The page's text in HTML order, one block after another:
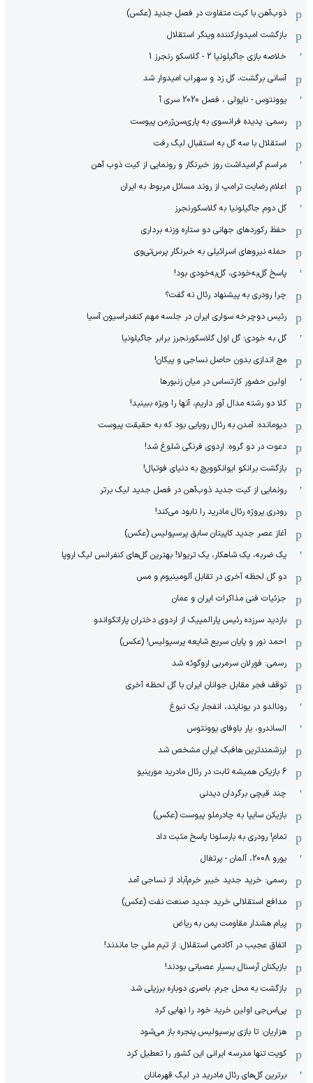
ذوب‌آهن با کیت متفاوت در فصل جدید (عکس)
بازگشت امیدوارکننده وینگر استقلال
خلاصه بازی جاگیلونیا 2 - گلاسکو رنجرز 1
آسانی برگشت، گل زد و سهراب امیدوار شد
یوونتوس - ناپولی ، فصل 2020 سری آ
رسمی: پدیده فرانسوی به پاری‌سن‌ژرمن پیوست
استقلال با سه گل به استقبال لیگ رفت
مراسم گرامیداشت روز خبرنگار و رونمایی از کیت ذوب آهن
اعلام رضایت ترامپ از روند مسائل مربوط به ایران
گل دوم جاگیلونیا به گلاسکورنجرز
حفظ رکوردهای جهانی دو ستاره وزنه برداری
حمله نیروهای اسرائیلی به خبرنگار پرس‌تی‌وی
پاسخ گل‌به‌خودی، گل‌به‌خودی بود!
چرا رودری به پیشنهاد رئال نه گفت؟
رئیس دوچرخه سواری ایران در جلسه مهم کنفدراسیون آسیا
گل به خودی؛ گل اول گلاسکورنجرز برابر جاگیلونیا
مچ اندازی بدون حاصل نساجی و پیکان!
اولین حضور کارتساس در میان زنبورها
کلا دو‌ رشته مدال آور داریم، آنها را ویژه ببینید!
دیومانده: آمدن به رئال رویایی بود که به حقیقت پیوست
دعوت در دو گروه: اردوی فرنگی شلوغ شد!
بازگشت برانکو ایوانکوویچ به دنیای فوتبال!
رونمایی از کیت جدید ذوب‌آهن در فصل جدید لیگ برتر
رودری پروژه رئال مادرید را نابود می‌کند!
آغاز عصر جدید کاپیتان سابق پرسپولیس (عکس)
یک ضربه، یک شاهکار، یک تریولا! بهترین گل‌های کنفرانس لیگ اروپا
دو گل لحظه آخری در تقابل آلومینیوم و مس
جزئیات فنی مذاکرات ایران و عمان
بازدید سرزده رئیس پارالمپیک از اردوی دختران پاراتکواندو
احمد نور و پایان سریع شایعه پرسپولیس! (عکس)
رسمی: فورلان سرمربی اروگوئه شد
توقف فجر مقابل جوانان ایران با گل لحظه آخری
رونالدو در یونایتد، انفجار یک نبوغ
الساندرو، یار باوفای یوونتوس
ارزشمندترین هافبک ایران مشخص شد
6 بازیکن همیشه ثابت در رئال مادرید مورینیو
چند قیچی برگردان دیدنی
بازیکن سایپا به چادرملو پیوست (عکس)
تمام! رودری به بارسلونا پاسخ مثبت داد
یورو 2008، آلمان - پرتغال
رسمی: خرید جدید خیبر خرم‌آباد از نساجی آمد
مدافع استقلالی خرید جدید صنعت نفت (عکس)
پیام هشدار مقاومت یمن به ریاض
اتفاق عجیب در آکادمی استقلال: از تیم ملی جا ماندند!
بازیکنان آرسنال بسیار عصبانی بودند!
بازگشت به محل جرم: باصری دوباره برزیلی شد
پی‌اس‌جی اولین خرید خود را نهایی کرد
هزاریان: تا بازی پرسپولیس پنجره باز می‌شود
کویت تنها مدرسه ایرانی این کشور را تعطیل کرد
برترین گل‌های رئال مادرید در لیگ قهرمانان